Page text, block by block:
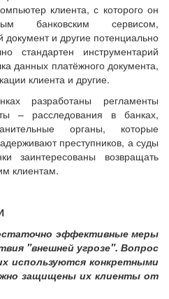
клиента, с которого он
банковским сервисом,
и другие потенциально
стандартен инструментарий
данных платёжного документа,
клиента и другие.
разработаны регламенты
– расследования в банках,
органы, которые
преступников, а суды
заинтересованы возвращать
клиентам.
эффективные меры
"внешней угрозе". Вопрос
используются конкретными
защищены их клиенты от